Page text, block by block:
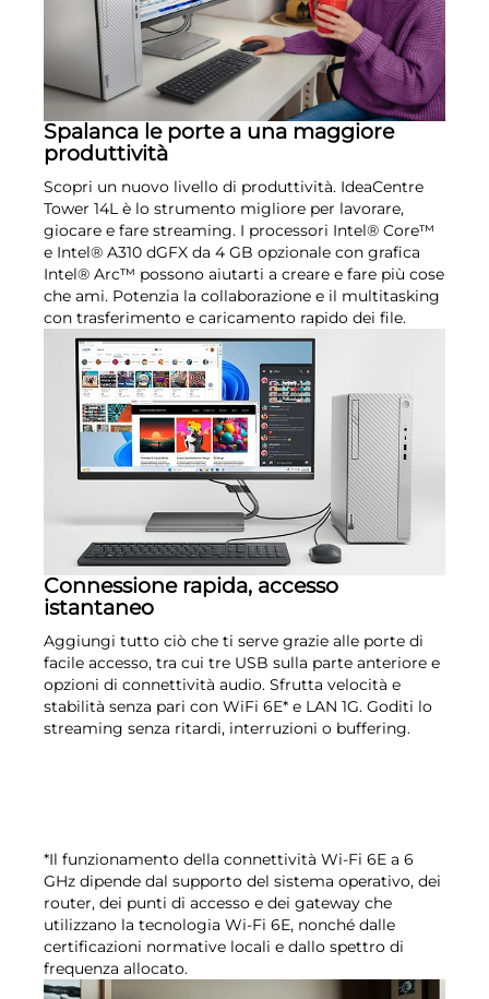
Spalanca le porte a una maggiore
produttività
Scopri un nuovo livello di produttività. IdeaCentre
Tower 14L è lo strumento migliore per lavorare,
giocare e fare streaming. I processori Intel® Core™
e Intel® A310 dGFX da 4 GB opzionale con grafica
Intel® Arc™ possono aiutarti a creare e fare più cose
che ami. Potenzia la collaborazione e il multitasking
con trasferimento e caricamento rapido dei file.
Connessione rapida, accesso
istantaneo
Aggiungi tutto ciò che ti serve grazie alle porte di
facile accesso, tra cui tre USB sulla parte anteriore e
opzioni di connettività audio. Sfrutta velocità e
stabilità senza pari con WiFi 6E* e LAN 1G. Goditi lo
streaming senza ritardi, interruzioni o buffering.
*Il funzionamento della connettività Wi-Fi 6E a 6
GHz dipende dal supporto del sistema operativo, dei
router, dei punti di accesso e dei gateway che
utilizzano la tecnologia Wi-Fi 6E, nonché dalle
certificazioni normative locali e dallo spettro di
frequenza allocato.